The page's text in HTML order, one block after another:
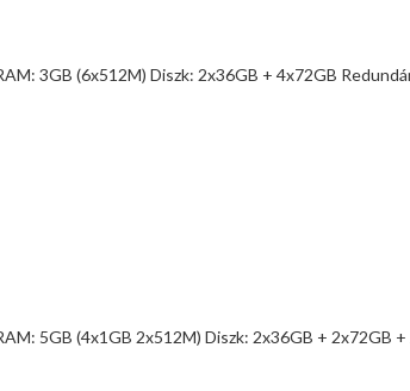
3GB (6x512M) Diszk: 2x36GB + 4x72GB
5GB (4x1GB 2x512M) Diszk: 2x36GB + 2x72GB